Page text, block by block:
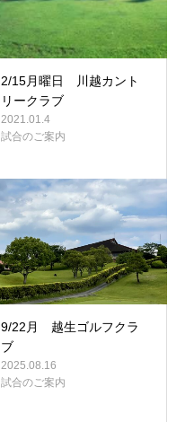
2/15月曜日 川越カント
リークラブ
2021.01.4
試合のご案内
9/22月 越生ゴルフクラ
ブ
2025.08.16
試合のご案内